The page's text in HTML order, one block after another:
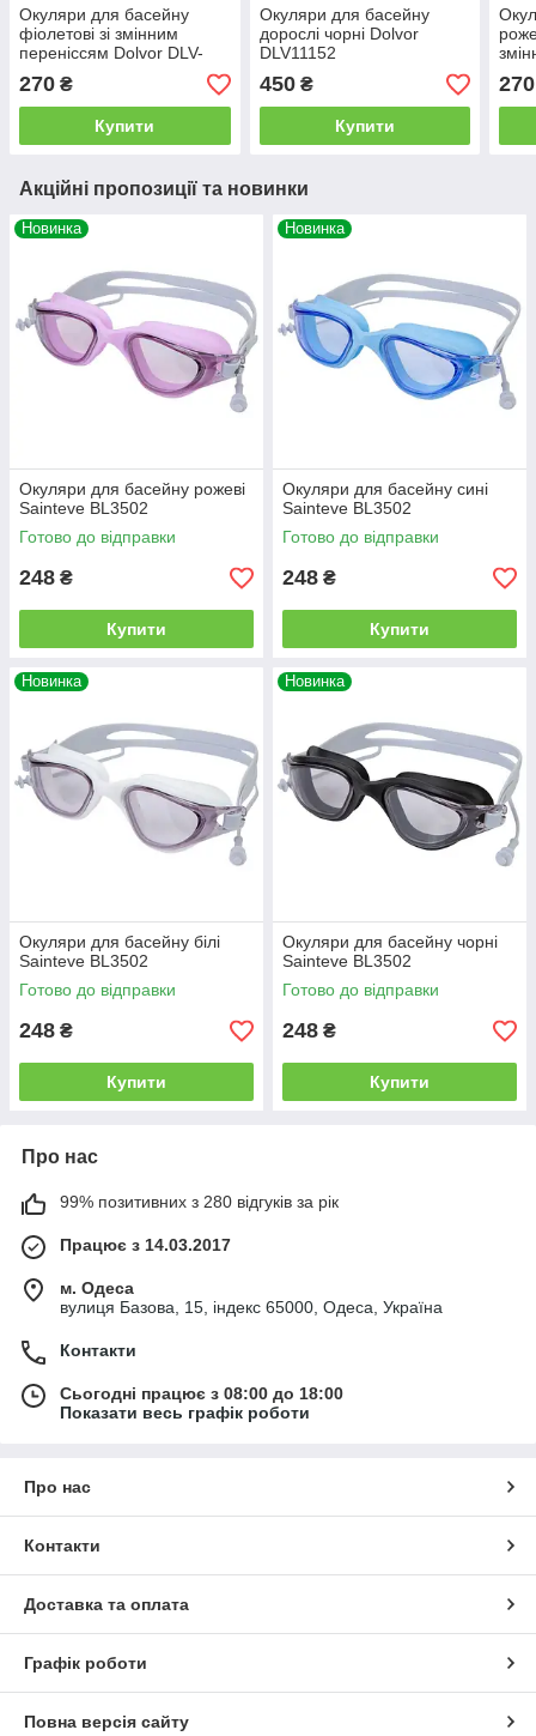
Окуляри для басейну
фіолетові зі змінним
переніссям Dolvor DLV-
7300
270 ₴
Купити
Окуляри для басейну
дорослі чорні Dolvor
DLV11152
450₴
Купити
270
Акційні пропозиції та новинки
Новинка
Окуляри для басейну рожеві
Sainteve BL3502
Готово до відправки
248 ₴
Купити
Новинка
Окуляри для басейну сині
Sainteve BL3502
Готово до відправки
248 ₴
Купити
Новинка
Окуляри для басейну білі
Sainteve BL3502
Готово до відправки
248 ₴
Купити
Новинка
Окуляри для басейну чорні
Sainteve BL3502
Готово до відправки
248 ₴
Купити
Про нас
99% позитивних з 280 відгуків за рік
Працює з 14.03.2017
м. Одеса
вулиця Базова, 15, індекс 65000, Одеса, Україна
Контакти
Сьогодні працює з 08:00 до 18:00
Показати весь графік роботи
Про нас
Контакти
Доставка та оплата
Графік роботи
Повна версія сайту